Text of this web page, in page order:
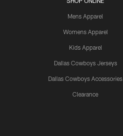
Mens Apparel
Womens Apparel
Kids Apparel
Dallas Cowboys Jerseys
Dallas Cowboys Accessories
Clearance